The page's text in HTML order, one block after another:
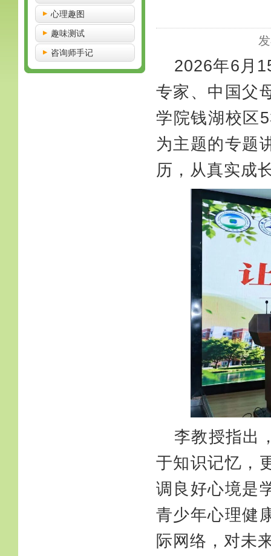
心理趣图
趣味测试
咨询师手记
2026年6月
专家、中国父
学院钱湖校区
为主题的专题
历，从真实成
李教授指出
于知识记忆，
调良好心境是
青少年心理健
际网络，对未